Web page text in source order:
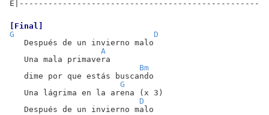
[Final]
G
D
Después de un invierno malo
A
Una mala primavera
Bm
dime por que estás buscando
G
Una lágrima en la arena (x 3)
D
Después de un invierno malo